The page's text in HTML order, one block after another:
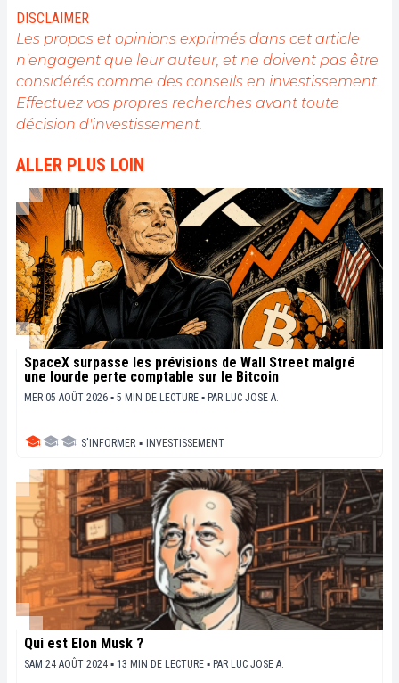
tous, et je crois fermement que Bitcoin est l'outil
qui peut rendre cela possible.
DISCLAIMER
Les propos et opinions exprimés dans cet article
n'engagent que leur auteur, et ne doivent pas être
considérés comme des conseils en investissement.
Effectuez vos propres recherches avant toute
décision d'investissement.
ALLER PLUS LOIN
SpaceX surpasse les prévisions de Wall Street malgré
une lourde perte comptable sur le Bitcoin
MER 05 AOÛT 2026 ▪ 5 MIN DE LECTURE ▪ PAR LUC JOSE A.
S'INFORMER ▪ INVESTISSEMENT
Qui est Elon Musk ?
SAM 24 AOÛT 2024 ▪ 13 MIN DE LECTURE ▪ PAR LUC JOSE A.